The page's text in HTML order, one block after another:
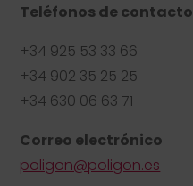
Teléfonos de contacto
+34 925 53 33 66
+34 902 35 25 25
+34 630 06 63 71
Correo electrónico
poligon@poligon.es